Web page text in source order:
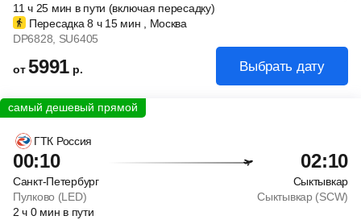
11ч25 мин в пути (включая пересадку)
Пересадка 8 ч15 мин , Москва
DP6828 , SU6405
от5991 р. Выбрать дату
ГТК Россия
00:10 02:10
Санкт-Петербург
Сыктывкар
Пулково (LED)
Сыктывкар (SCW)
2ч 0 мин в пути